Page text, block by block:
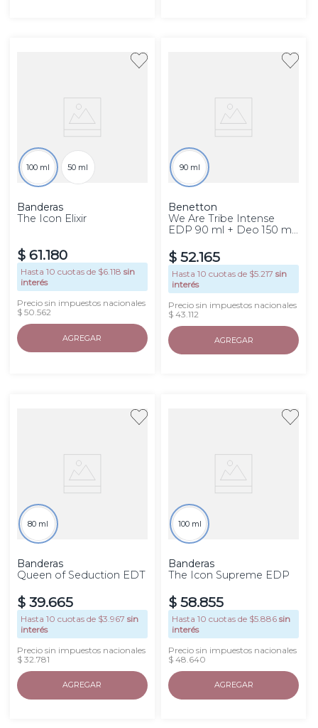
100 ml 50 ml
Banderas
The Icon Elixir
$ 61.180
Hasta 10 cuotas de $6.118 sin
interés
Precio sin impuestos nacionales
$ 50.562
AGREGAR
90 ml
Benetton
We Are Tribe Intense
EDP 90 ml + Deo 150 ml
$ 52.165
Hasta10 cuotas de $5.217 sin
interés
Precio sin impuestos nacionales
$ 43.112
AGREGAR
80 ml
Banderas
Queen of Seduction EDT
$ 39.665
Hasta 10 cuotas de $3.967 sin
interés
Precio sin impuestos nacionales
$ 32.781
AGREGAR
100 ml
Banderas
The Icon Supreme EDP
$ 58.855
Hasta10 cuotas de $5.886 sin
interés
Precio sin impuestos nacionales
$ 48.640
AGREGAR